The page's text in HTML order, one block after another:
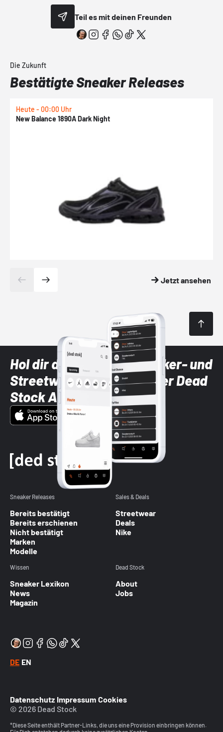
Teil es mit deinen Freunden
Die Zukunft
Bestätigte Sneaker Releases
Heute - 00:00 Uhr
New Balance 1890A Dark Night
Jetzt ansehen
Hol dir die neuesten Sneaker- und
Streetwear-Brands mit der Dead
Stock App
Sneaker Releases
Bereits bestätigt
Bereits erschienen
Nicht bestätigt
Marken
Modelle
Sales & Deals
Streetwear
Deals
Nike
Wissen
Sneaker Lexikon
News
Magazin
Dead Stock
About
Jobs
DE EN
Datenschutz Impressum Cookies
© 2026 Dead Stock
*Diese Seite enthält Partner-Links, die uns eine Provision einbringen können.